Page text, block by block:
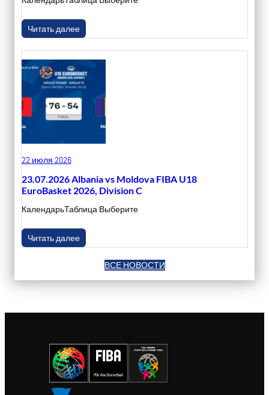
Читать далее
22 июля 2026
23.07.2026 Albania vs Moldova FIBA U18
EuroBasket 2026, Division C
КалендарьТаблица Выберите
Читать далее
ВСЕ НОВОСТИ